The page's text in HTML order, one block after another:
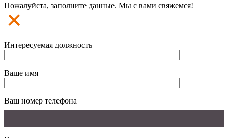
Пожалуйста, заполните данные. Мы с вами свяжемся!
Интересуемая должность
Ваше имя
Ваш номер телефона